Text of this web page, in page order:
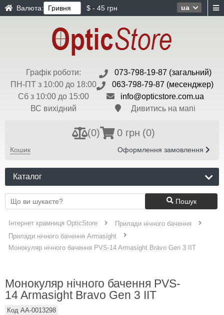
ua
Валюта: $ - 45 грн
Графік роботи:
ПН-ПТ з 10:00 до 18:00
Сб з 10:00 до 15:00
ВС вихідний
073-798-19-87 (загальний)
063-798-79-87 (месенджер)
info@opticstore.com.ua
Дивитись на мапі
(0) 0 грн (0)
Кошик Оформлення замовлення
Каталог
Пошук
Інтернет крамниця OpticStore
Прилади нічного бачення
Прилади нічного бачення Armasight
Монокуляр нічного бачення PVS-14 Armasight Bravo Gen 3 IIT
Монокуляр нічного бачення PVS-
14 Armasight Bravo Gen 3 IIT
Код AA-0013298